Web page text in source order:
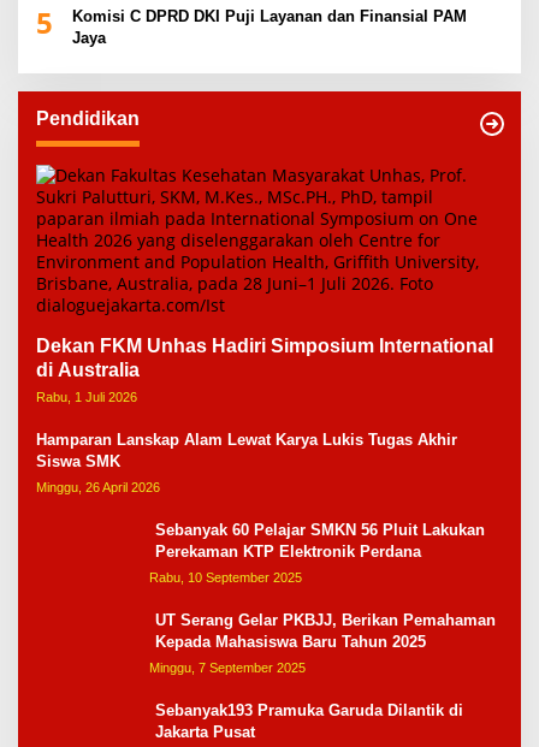
5
Komisi C DPRD DKI Puji Layanan dan Finansial PAM
Jaya
Pendidikan
Dekan FKM Unhas Hadiri Simposium International
di Australia
Rabu, 1 Juli 2026
Hamparan Lanskap Alam Lewat Karya Lukis Tugas Akhir
Siswa SMK
Minggu, 26 April 2026
Sebanyak 60 Pelajar SMKN 56 Pluit Lakukan
Perekaman KTP Elektronik Perdana
Rabu, 10 September 2025
UT Serang Gelar PKBJJ, Berikan Pemahaman
Kepada Mahasiswa Baru Tahun 2025
Minggu, 7 September 2025
Sebanyak193 Pramuka Garuda Dilantik di
Jakarta Pusat